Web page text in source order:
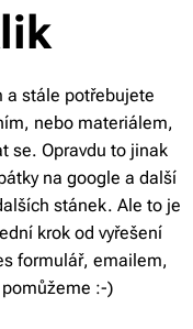
a stále potřebujete
nebo materiálem,
se. Opravdu to jinak
na google a další
stánek. Ale to je
krok od vyřešení
formulář, emailem,
:-)